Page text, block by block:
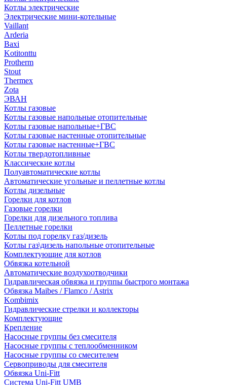
Котлы электрические
Электрические мини-котельные
Vaillant
Arderia
Baxi
Kotitonttu
Protherm
Stout
Thermex
Zota
ЭВАН
Котлы газовые
Котлы газовые напольные отопительные
Котлы газовые напольные+ГВС
Котлы газовые настенные отопительные
Котлы газовые настенные+ГВС
Котлы твердотопливные
Классические котлы
Полуавтоматические котлы
Автоматические угольные и пеллетные котлы
Котлы дизельные
Горелки для котлов
Газовые горелки
Горелки для дизельного топлива
Пеллетные горелки
Котлы под горелку газ/дизель
Котлы газ\дизель напольные отопительные
Комплектующие для котлов
Обвязка котельной
Автоматические воздухоотводчики
Гидравлическая обвязка и группы быстрого монтажа
Обвязка Maibes / Flamco / Astrix
Kombimix
Гидравлические стрелки и коллекторы
Комплектующие
Крепление
Насосные группы без смесителя
Насосные группы с теплообменником
Насосные группы со смесителем
Сервоприводы для смесителя
Обвязка Uni-Fitt
Система Uni-Fitt UMB